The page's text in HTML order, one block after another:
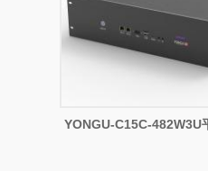
YONGU-C15C-482W3U